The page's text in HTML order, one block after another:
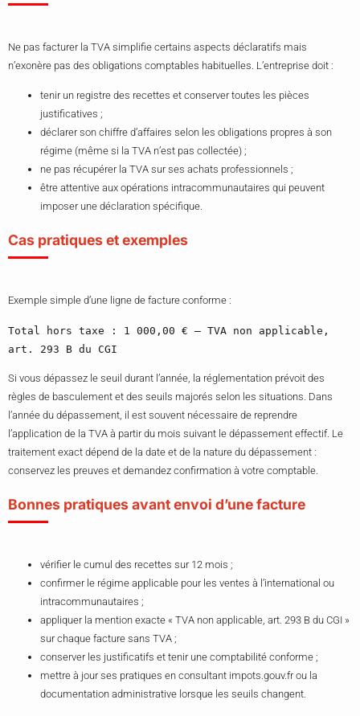
Ne pas facturer la TVA simplifie certains aspects déclaratifs mais
n’exonère pas des obligations comptables habituelles. L’entreprise doit :
tenir un registre des recettes et conserver toutes les pièces
justificatives ;
déclarer son chiffre d’affaires selon les obligations propres à son
régime (même si la TVA n’est pas collectée) ;
ne pas récupérer la TVA sur ses achats professionnels ;
être attentive aux opérations intracommunautaires qui peuvent
imposer une déclaration spécifique.
Cas pratiques et exemples
Exemple simple d’une ligne de facture conforme :
Total hors taxe : 1 000,00 € — TVA non applicable,
art. 293 B du CGI
Si vous dépassez le seuil durant l’année, la réglementation prévoit des
règles de basculement et des seuils majorés selon les situations. Dans
l’année du dépassement, il est souvent nécessaire de reprendre
l’application de la TVA à partir du mois suivant le dépassement effectif. Le
traitement exact dépend de la date et de la nature du dépassement :
conservez les preuves et demandez confirmation à votre comptable.
Bonnes pratiques avant envoi d’une facture
vérifier le cumul des recettes sur 12 mois ;
confirmer le régime applicable pour les ventes à l’international ou
intracommunautaires ;
appliquer la mention exacte « TVA non applicable, art. 293 B du CGI »
sur chaque facture sans TVA ;
conserver les justificatifs et tenir une comptabilité conforme ;
mettre à jour ses pratiques en consultant impots.gouv.fr ou la
documentation administrative lorsque les seuils changent.